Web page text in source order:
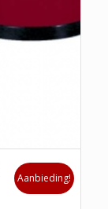
Aanbieding!